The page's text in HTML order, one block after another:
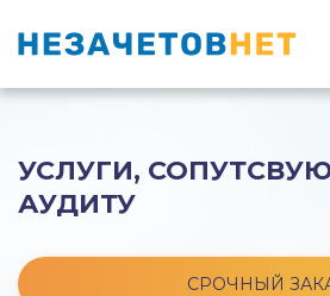
УСЛУГИ,
АУДИТУ
СРОЧНЫЙ